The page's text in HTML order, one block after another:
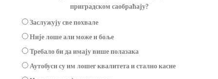
приградском саобраћају?
Заслужују све похвале
Није лоше али може и боље
Требало би да имају више полазака
Аутобуси су им лошег квалитета и стално касне